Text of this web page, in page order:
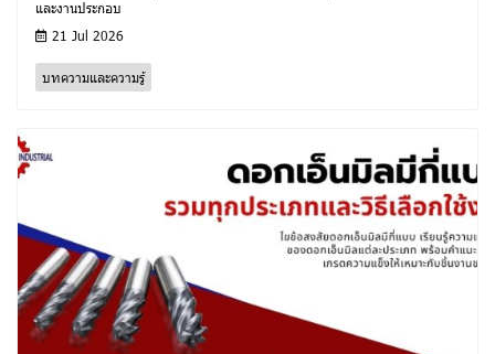
และงานประกอบ
21 Jul 2026
บทความและความรู้